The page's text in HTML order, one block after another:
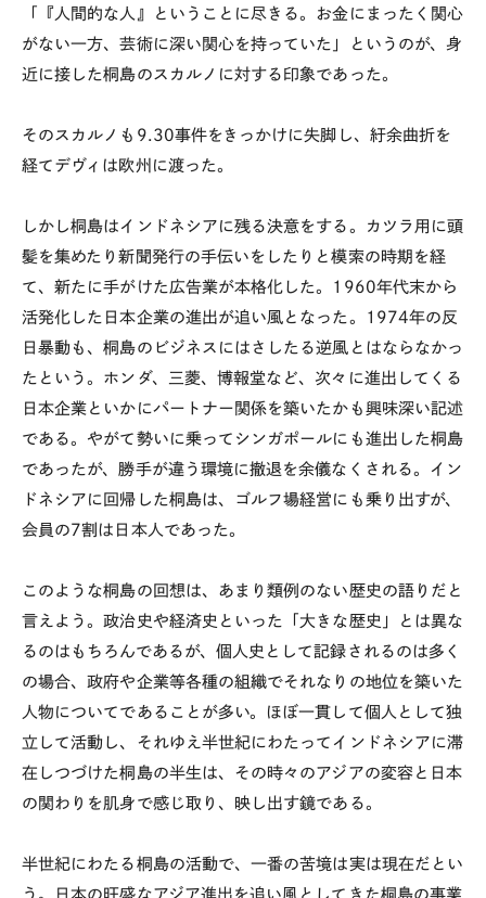
「『人間的な人』ということに尽きる。お金にまったく関心
がない一方、芸術に深い関心を持っていた」というのが、身
近に接した桐島のスカルノに対する印象であった。
そのスカルノも9.30事件をきっかけに失脚し、紆余曲折を
経てデヴィは欧州に渡った。
しかし桐島はインドネシアに残る決意をする。カツラ用に頭
髪を集めたり新聞発行の手伝いをしたりと模索の時期を経
て、新たに手がけた広告業が本格化した。1960年代末から
活発化した日本企業の進出が追い風となった。1974年の反
日暴動も、桐島のビジネスにはさしたる逆風とはならなかっ
たという。ホンダ、三菱、博報堂など、次々に進出してくる
日本企業といかにパートナー関係を築いたかも興味深い記述
である。やがて勢いに乗ってシンガポールにも進出した桐島
であったが、勝手が違う環境に撤退を余儀なくされる。イン
ドネシアに回帰した桐島は、ゴルフ場経営にも乗り出すが、
会員の7割は日本人であった。
このような桐島の回想は、あまり類例のない歴史の語りだと
言えよう。政治史や経済史といった「大きな歴史」とは異な
るのはもちろんであるが、個人史として記録されるのは多く
の場合、政府や企業等各種の組織でそれなりの地位を築いた
人物についてであることが多い。ほぼ一貫して個人として独
立して活動し、それゆえ半世紀にわたってインドネシアに滞
在しつづけた桐島の半生は、その時々のアジアの変容と日本
の関わりを肌身で感じ取り、映し出す鏡である。
半世紀にわたる桐島の活動で、一番の苦境は実は現在だとい
う。日本の旺盛なアジア進出を追い風としてきた桐島の事業